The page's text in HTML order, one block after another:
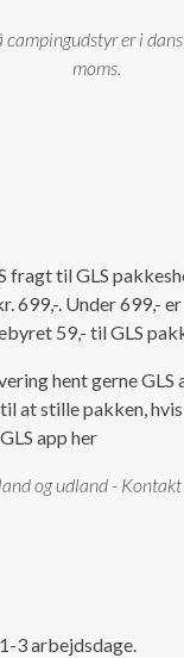
weekend- og
til autocamper
-
Camping
campingudstyr er i
moms.
fragt til GLS
699,-. Under 699,- er
59,- til GLS
hent gerne GLS
at stille pakken,
app her
og udland -
1-3 arbejdsdage.